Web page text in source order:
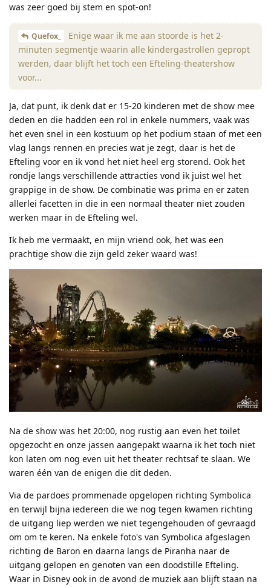
was zeer goed bij stem en spot-on!
Quefox_
Enige waar ik me aan stoorde is het 2-
minuten segmentje waarin alle kindergastrollen gepropt
werden, daar blijft het toch een Efteling-theatershow
voor...
Ja, dat punt, ik denk dat er 15-20 kinderen met de show mee
deden en die hadden een rol in enkele nummers, vaak was
het even snel in een kostuum op het podium staan of met een
vlag langs rennen en precies wat je zegt, daar is het de
Efteling voor en ik vond het niet heel erg storend. Ook het
rondje langs verschillende attracties vond ik juist wel het
grappige in de show. De combinatie was prima en er zaten
allerlei facetten in die in een normaal theater niet zouden
werken maar in de Efteling wel.
Ik heb me vermaakt, en mijn vriend ook, het was een
prachtige show die zijn geld zeker waard was!
Na de show was het 20:00, nog rustig aan even het toilet
opgezocht en onze jassen aangepakt waarna ik het toch niet
kon laten om nog even uit het theater rechtsaf te slaan. We
waren één van de enigen die dit deden.
Via de pardoes prommenade opgelopen richting Symbolica
en terwijl bijna iedereen die we nog tegen kwamen richting
de uitgang liep werden we niet tegengehouden of gevraagd
om om te keren. Na enkele foto's van Symbolica afgeslagen
richting de Baron en daarna langs de Piranha naar de
uitgang gelopen en genoten van een doodstille Efteling.
Waar in Disney ook in de avond de muziek aan blijft staan na